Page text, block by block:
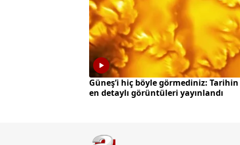
Güneş’i hiç böyle görmediniz: Tarihin
en detaylı görüntüleri yayınlandı